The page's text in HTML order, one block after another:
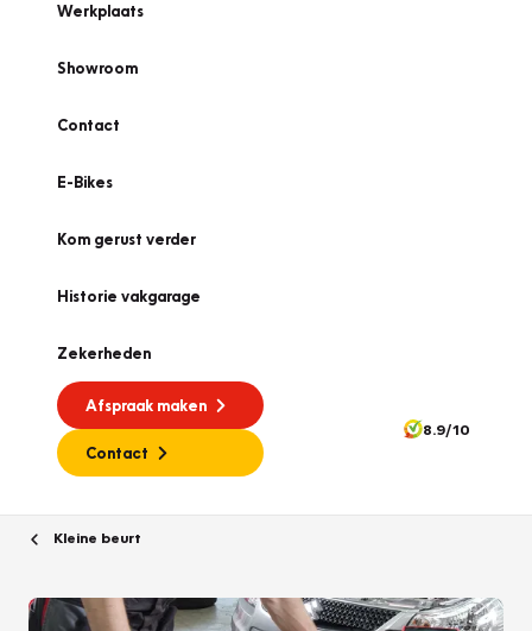
Werkplaats
Showroom
Contact
E-Bikes
Kom gerust verder
Historie vakgarage
Zekerheden
Afspraak maken
Contact
8.9/10
Kleine beurt